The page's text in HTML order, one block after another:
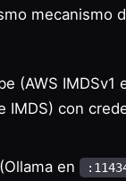
mecanismo
(AWS IMDSv1
IMDS) con
en